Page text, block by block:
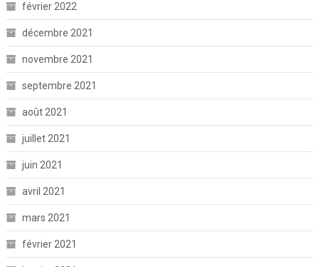
février 2022
décembre 2021
novembre 2021
septembre 2021
août 2021
juillet 2021
juin 2021
avril 2021
mars 2021
février 2021